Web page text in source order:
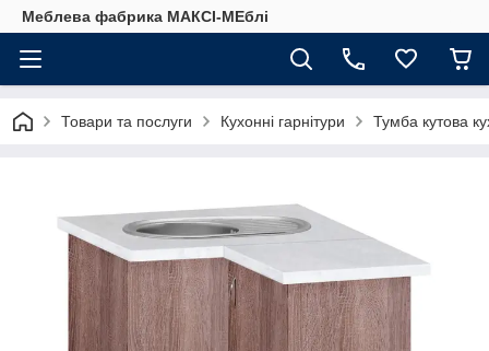
Меблева фабрика МАКСІ-МЕблі
Товари та послуги Кухонні гарнітури Тумба кутова